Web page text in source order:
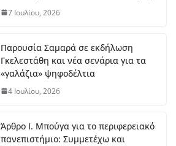
Σχεδίου Αστικής Ανθεκτικότητας
Στο Λιδωρίκι ο Φάνης Σπανός για
έργα και αποκατάσταση των
πυρόπληκτων περιοχών
Μπράβο στο Βασίλη Νίτσο – Αυτά
7 Ιουλίου, 2026
Παρουσία Σαμαρά σε εκδήλωση
Γκελεστάθη και νέα σενάρια για τα
«γαλάζια» ψηφοδέλτια
4 Ιουλίου, 2026
Άρθρο Ι. Μπούγα για το περιφερειακό
πανεπιστήμιο: Συμμετέχω και